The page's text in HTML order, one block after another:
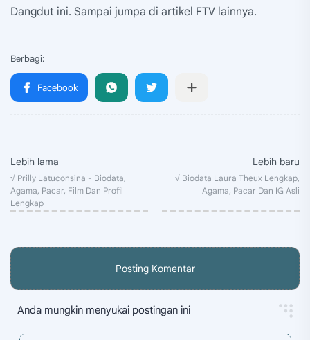
Dangdut ini. Sampai jumpa di artikel FTV lainnya.
Posting Komentar
Anda mungkin menyukai postingan ini